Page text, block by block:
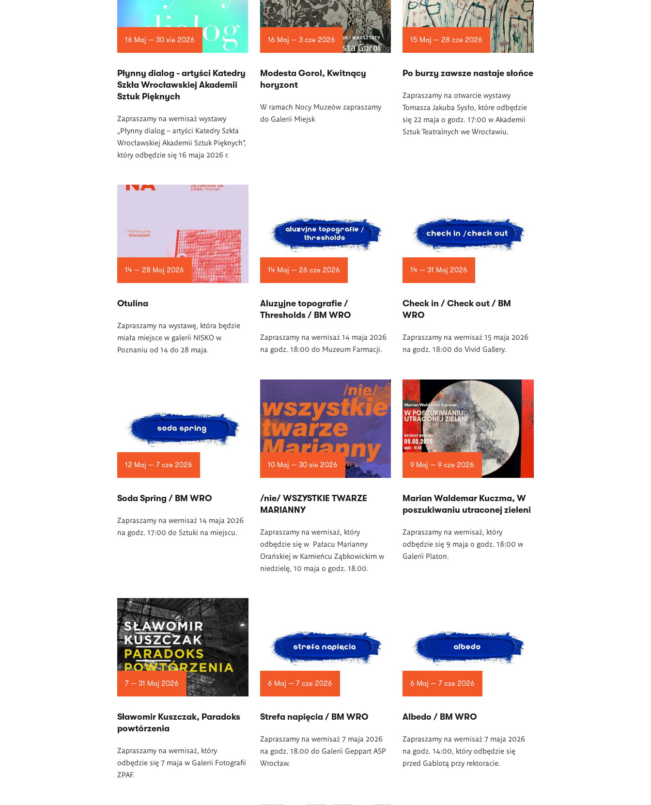
16 Maj — 30 sie 2026
Płynny dialog - artyści Katedry
Szkła Wrocławskiej Akademii
Sztuk Pięknych
Zapraszamy na wernisaż wystawy
„Płynny dialog – artyści Katedry Szkła
Wrocławskiej Akademii Sztuk Pięknych”,
który odbędzie się 16 maja 2026 r.
16 Maj — 3 cze 2026
Modesta Gorol, Kwitnący
horyzont
W ramach Nocy Muzeów zapraszamy
do Galerii Miejsk
15 Maj — 28 cze 2026
Po burzy zawsze nastaje słońce
Zapraszamy na otwarcie wystawy
Tomasza Jakuba Sysło, które odbędzie
się 22 maja o godz. 17:00 w Akademii
Sztuk Teatralnych we Wrocławiu.
14 — 28 Maj 2026
Otulina
Zapraszamy na wystawę, która będzie
miała miejsce w galerii NISKO w
Poznaniu od 14 do 28 maja.
14 Maj — 26 cze 2026
Aluzyjne topografie /
Thresholds / BM WRO
Zapraszamy na wernisaż 14 maja 2026
na godz. 18:00 do Muzeum Farmacji.
14 — 31 Maj 2026
Check in / Check out / BM
WRO
Zapraszamy na wernisaż 15 maja 2026
na godz. 18:00 do Vivid Gallery.
12 Maj — 7 cze 2026
Soda Spring / BM WRO
Zapraszamy na wernisaż 14 maja 2026
na godz. 17:00 do Sztuki na miejscu.
10 Maj — 30 sie 2026
/nie/ WSZYSTKIE TWARZE
MARIANNY
Zapraszamy na wernisaż, który
odbędzie się w Pałacu Marianny
Orańskiej w Kamieńcu Ząbkowickim w
niedzielę, 10 maja o godz. 18.00.
9 Maj — 9 cze 2026
Marian Waldemar Kuczma, W
poszukiwaniu utraconej zieleni
Zapraszamy na wernisaż, który
odbędzie się 9 maja o godz. 18:00 w
Galerii Platon.
7 — 31 Maj 2026
Sławomir Kuszczak, Paradoks
powtórzenia
Zapraszamy na wernisaż, który
odbędzie się 7 maja w Galerii Fotografii
ZPAF.
6 Maj — 7 cze 2026
Strefa napięcia / BM WRO
Zapraszamy na wernisaż 7 maja 2026
na godz. 18.00 do Galerii Geppart ASP
Wrocław.
6 Maj — 7 cze 2026
Albedo / BM WRO
Zapraszamy na wernisaż 7 maja 2026
na godz. 14:00, który odbędzie się
przed Gablotą przy rektoracie.